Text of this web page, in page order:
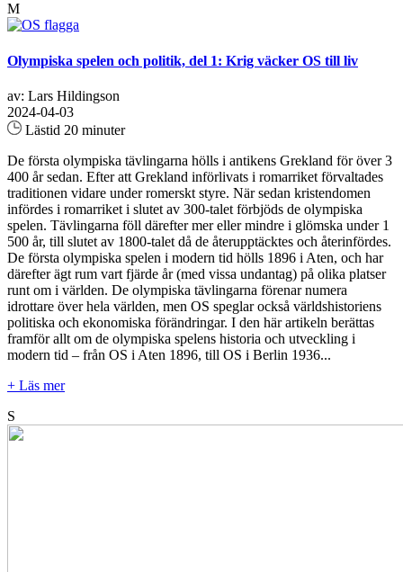
M
Olympiska spelen och politik, del 1: Krig väcker OS till liv
av: Lars Hildingson
2024-04-03
Lästid 20 minuter
De första olympiska tävlingarna hölls i antikens Grekland för över 3
400 år sedan. Efter att Grekland införlivats i romarriket förvaltades
traditionen vidare under romerskt styre. När sedan kristendomen
infördes i romarriket i slutet av 300-talet förbjöds de olympiska
spelen. Tävlingarna föll därefter mer eller mindre i glömska under 1
500 år, till slutet av 1800-talet då de återupptäcktes och återinfördes.
De första olympiska spelen i modern tid hölls 1896 i Aten, och har
därefter ägt rum vart fjärde år (med vissa undantag) på olika platser
runt om i världen. De olympiska tävlingarna förenar numera
idrottare över hela världen, men OS speglar också världshistoriens
politiska och ekonomiska förändringar. I den här artikeln berättas
framför allt om de olympiska spelens historia och utveckling i
modern tid – från OS i Aten 1896, till OS i Berlin 1936...
+ Läs mer
S